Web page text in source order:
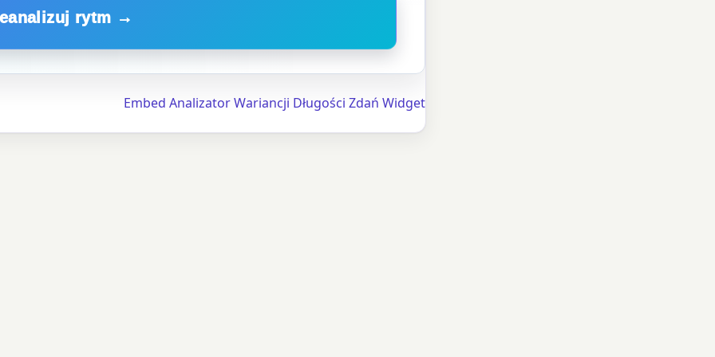
rytm →
Embed Analizator Wariancji Długości Zdań Widget